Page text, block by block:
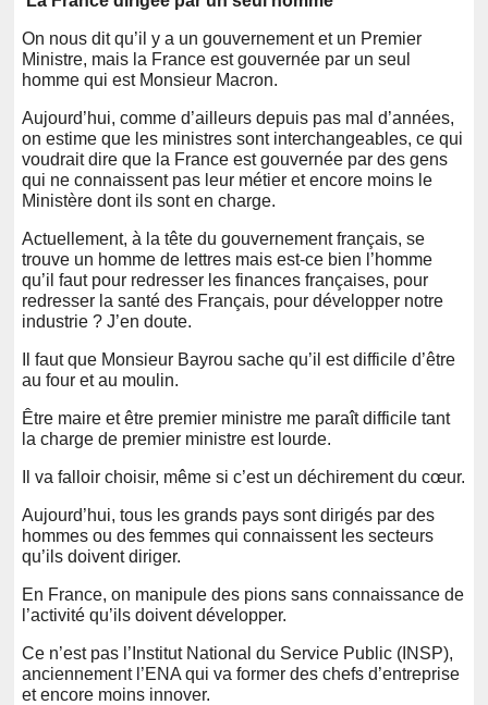
On nous dit qu’il y a un gouvernement et un Premier
Ministre, mais la France est gouvernée par un seul
homme qui est Monsieur Macron.
Aujourd’hui, comme d’ailleurs depuis pas mal d’années,
on estime que les ministres sont interchangeables, ce qui
voudrait dire que la France est gouvernée par des gens
qui ne connaissent pas leur métier et encore moins le
Ministère dont ils sont en charge.
Actuellement, à la tête du gouvernement français, se
trouve un homme de lettres mais est-ce bien l’homme
qu’il faut pour redresser les finances françaises, pour
redresser la santé des Français, pour développer notre
industrie ? J’en doute.
Il faut que Monsieur Bayrou sache qu’il est difficile d’être
au four et au moulin.
Être maire et être premier ministre me paraît difficile tant
la charge de premier ministre est lourde.
Il va falloir choisir, même si c’est un déchirement du cœur.
Aujourd’hui, tous les grands pays sont dirigés par des
hommes ou des femmes qui connaissent les secteurs
qu’ils doivent diriger.
En France, on manipule des pions sans connaissance de
l’activité qu’ils doivent développer.
Ce n’est pas l’Institut National du Service Public (INSP),
anciennement l’ENA qui va former des chefs d’entreprise
et encore moins innover.